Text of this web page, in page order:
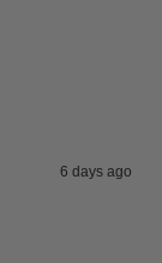
6 days ago